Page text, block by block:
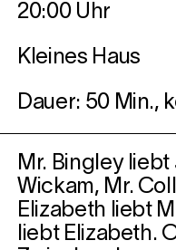
20:00 Uhr
Kleines Haus
Dauer: 50 Min.,
Mr. Bingley liebt
Wickam, Mr.
Elizabeth liebt
liebt Elizabeth.